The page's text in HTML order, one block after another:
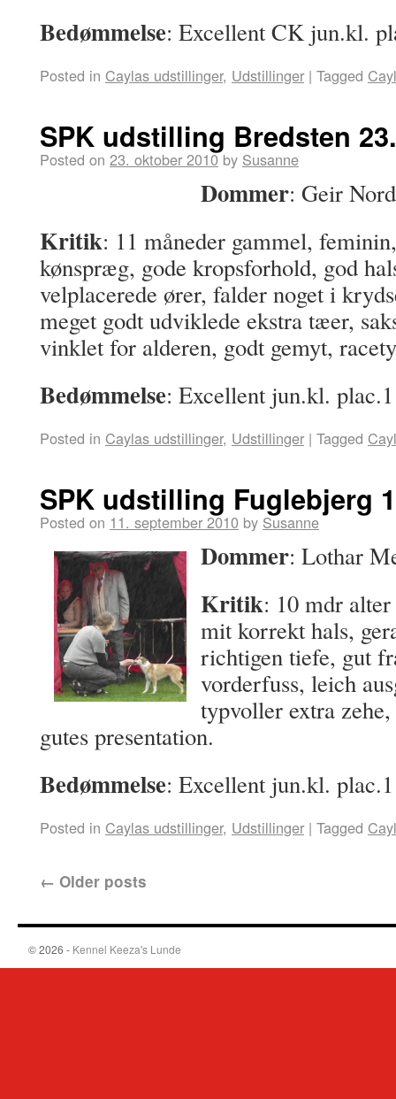
Bedømmelse: Excellent CK jun.kl.
Posted in Caylas udstillinger, Udstillinger | Tagged
SPK udstilling Bredsten
Posted on 23. oktober 2010 by Susanne
Dommer: Geir
Kritik: 11 måneder gammel,
kønspræg, gode kropsforhold, god
velplacerede ører, falder noget i
meget godt udviklede ekstra tæer,
vinklet for alderen, godt gemyt,
Bedømmelse: Excellent jun.kl.
Posted in Caylas udstillinger, Udstillinger | Tagged
SPK udstilling Fuglebjerg
Posted on 11. september 2010 by Susanne
Dommer: Lothar
Kritik: 10 mdr
mit korrekt hals,
richtigen tiefe, gut
vorderfuss, leich
typvoller extra
gutes presentation.
Bedømmelse: Excellent jun.kl.
Posted in Caylas udstillinger, Udstillinger | Tagged
← Older posts
© 2026 - Kennel Keeza's Lunde